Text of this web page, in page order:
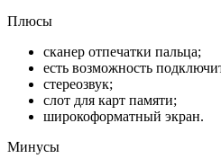
Плюсы
сканер отпечатки пальца;
есть возможность
стереозвук;
слот для карт памяти;
широкоформатный экран.
Минусы